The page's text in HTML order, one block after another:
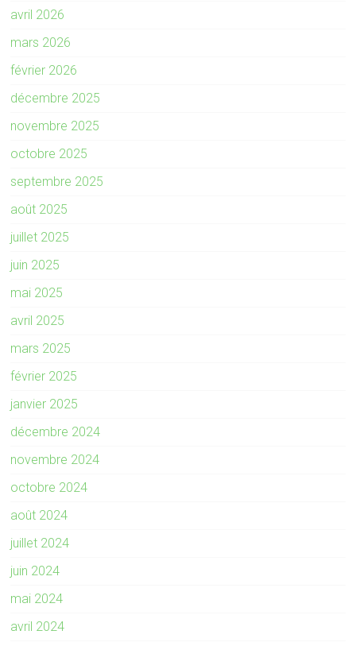
avril 2026
mars 2026
février 2026
décembre 2025
novembre 2025
octobre 2025
septembre 2025
août 2025
juillet 2025
juin 2025
mai 2025
avril 2025
mars 2025
février 2025
janvier 2025
décembre 2024
novembre 2024
octobre 2024
août 2024
juillet 2024
juin 2024
mai 2024
avril 2024